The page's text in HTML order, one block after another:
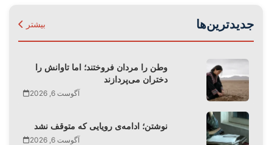
جدیدترین‌ها بیشتر
وطن را مردان فروختند؛ اما تاوانش را
دختران می‌پردازند
آگوست 6, 2026
نوشتن؛ ادامه‌ی رویایی که متوقف نشد
آگوست 6, 2026